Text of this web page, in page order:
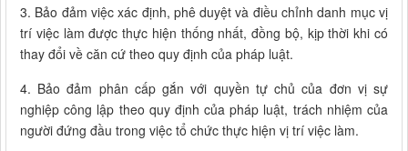
3. Bảo đảm việc xác định, phê duyệt và điều chỉnh danh mục vị
trí việc làm được thực hiện thống nhất, đồng bộ, kịp thời khi có
thay đổi về căn cứ theo quy định của pháp luật.
4. Bảo đảm phân cấp gắn với quyền tự chủ của đơn vị sự
nghiệp công lập theo quy định của pháp luật, trách nhiệm của
người đứng đầu trong việc tổ chức thực hiện vị trí việc làm.